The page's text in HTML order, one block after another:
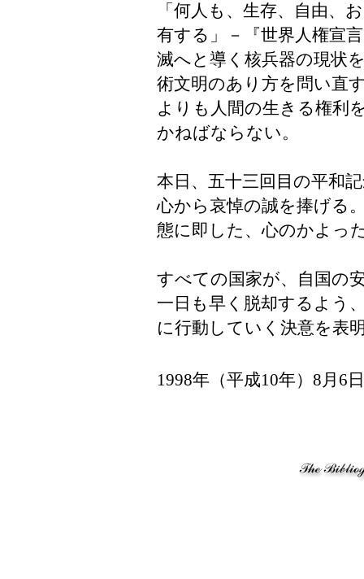
「何人も、生存、自由、
有する」－『世界人権宣
滅へと導く核兵器の現状
術文明のあり方を問い直
よりも人間の生きる権利
かねばならない。
本日、五十三回目の平和
心から哀悼の誠を捧げる
態に即した、心のかよっ
すべての国家が、自国の
一日も早く脱却するよう
に行動していく決意を表
1998年（平成10年）8月6日